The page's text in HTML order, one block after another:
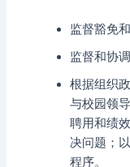
监督豁免
监督和协
根据组织
与校园领
聘用和绩
决问题；
程序。